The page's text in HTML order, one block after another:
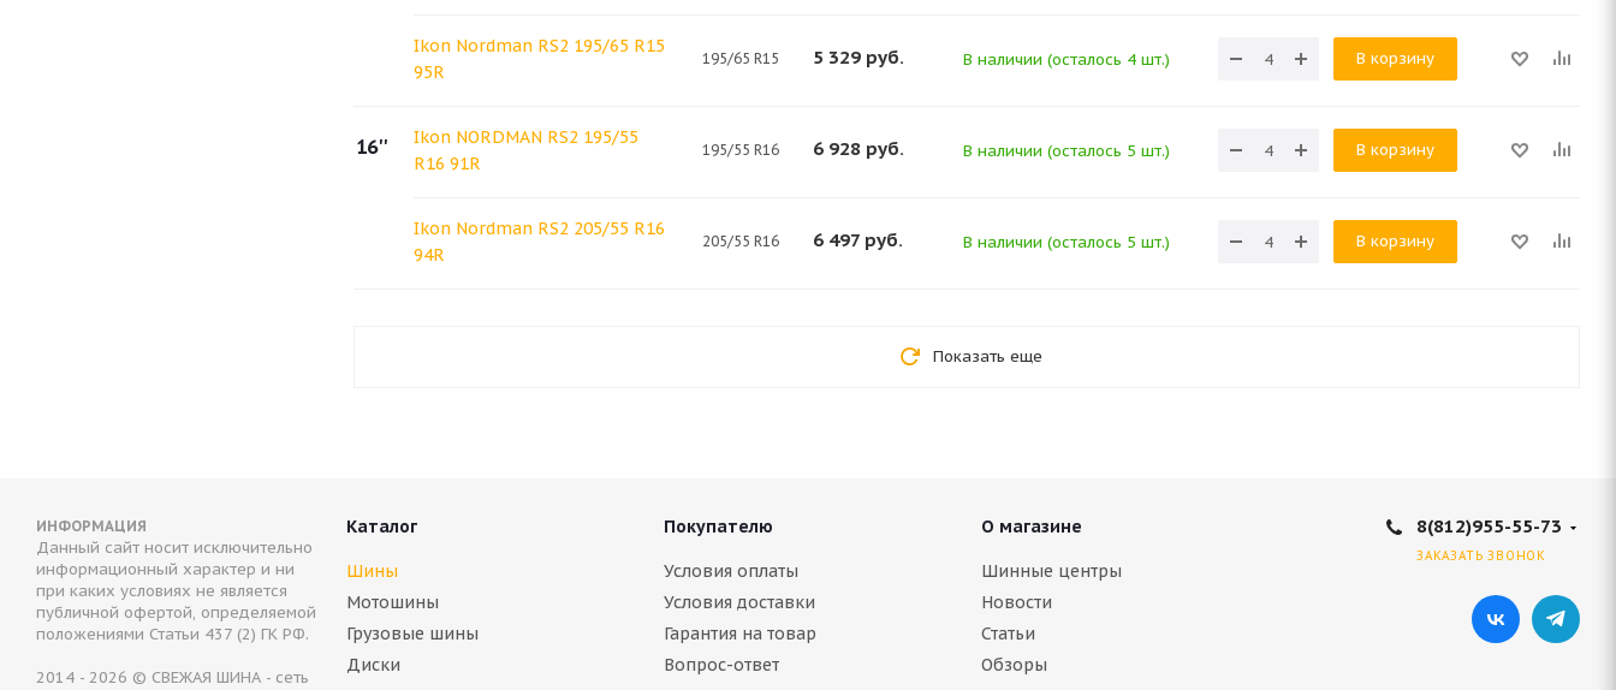
Ikon Nordman RS2 195/65 R15
95R
195/65 R15 5 329 руб. В наличии (осталось 4 шт.) В корзину
16''
Ikon NORDMAN RS2 195/55
R16 91R
195/55 R16 6 928 руб. В наличии (осталось 5 шт.) В корзину
Ikon Nordman RS2 205/55 R16
94R
205/55 R16 6 497 руб. В наличии (осталось 5 шт.) В корзину
Показать еще
ИНФОРМАЦИЯ
Данный сайт носит исключительно
информационный характер и ни
при каких условиях не является
публичной офертой, определяемой
положениями Статьи 437 (2) ГК РФ.
2014 - 2026 © СВЕЖАЯ ШИНА - сеть
Каталог
Шины
Мотошины
Грузовые шины
Диски
Покупателю
Условия оплаты
Условия доставки
Гарантия на товар
Вопрос-ответ
О магазине
Шинные центры
Новости
Статьи
Обзоры
8(812)955-55-73
ЗАКАЗАТЬ ЗВОНОК